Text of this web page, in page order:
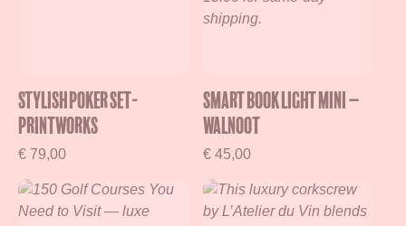
Stylish Poker Set-
Printworks
€ 79,00
Smart Book Light Mini –
Walnoot
€ 45,00